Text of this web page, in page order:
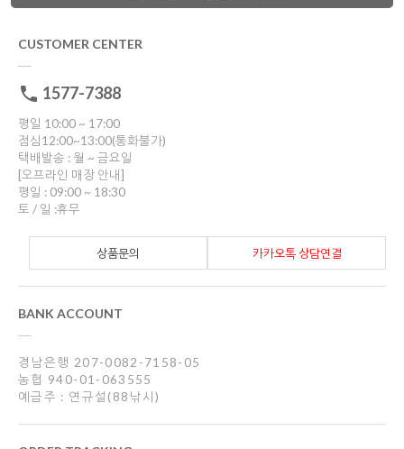
CUSTOMER CENTER
1577-7388
평일 10:00 ~ 17:00
점심12:00~13:00(통화불가)
택배발송 : 월 ~ 금요일
[오프라인 매장 안내]
평일 : 09:00 ~ 18:30
토 / 일 :휴무
카카오톡 상담연결
상품문의
BANK ACCOUNT
경남은행 207-0082-7158-05
농협 940-01-063555
예금주 : 연규설(88낚시)